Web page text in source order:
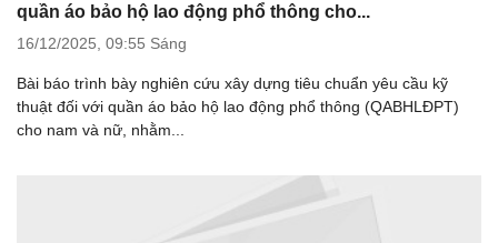
quần áo bảo hộ lao động phổ thông cho...
16/12/2025, 09:55 Sáng
Bài báo trình bày nghiên cứu xây dựng tiêu chuẩn yêu cầu kỹ
thuật đối với quần áo bảo hộ lao động phổ thông (QABHLĐPT)
cho nam và nữ, nhằm...